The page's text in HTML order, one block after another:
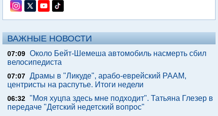
ВАЖНЫЕ НОВОСТИ
07:09 Около Бейт-Шемеша автомобиль насмерть сбил
велосипедиста
07:07 Драмы в "Ликуде", арабо-еврейский РААМ,
центристы на распутье. Итоги недели
06:32 "Моя хуцпа здесь мне подходит". Татьяна Глезер в
передаче "Детский недетский вопрос"